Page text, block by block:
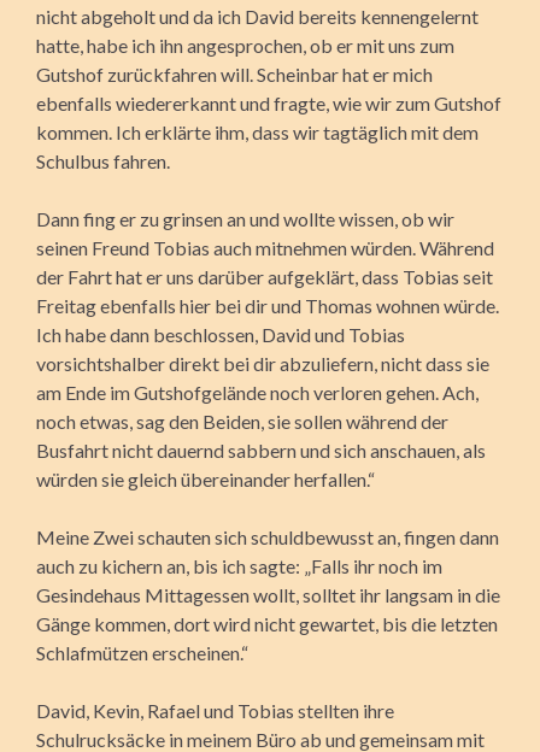
nicht abgeholt und da ich David bereits kennengelernt
hatte, habe ich ihn angesprochen, ob er mit uns zum
Gutshof zurückfahren will. Scheinbar hat er mich
ebenfalls wiedererkannt und fragte, wie wir zum Gutshof
kommen. Ich erklärte ihm, dass wir tagtäglich mit dem
Schulbus fahren.
Dann fing er zu grinsen an und wollte wissen, ob wir
seinen Freund Tobias auch mitnehmen würden. Während
der Fahrt hat er uns darüber aufgeklärt, dass Tobias seit
Freitag ebenfalls hier bei dir und Thomas wohnen würde.
Ich habe dann beschlossen, David und Tobias
vorsichtshalber direkt bei dir abzuliefern, nicht dass sie
am Ende im Gutshofgelände noch verloren gehen. Ach,
noch etwas, sag den Beiden, sie sollen während der
Busfahrt nicht dauernd sabbern und sich anschauen, als
würden sie gleich übereinander herfallen.“
Meine Zwei schauten sich schuldbewusst an, fingen dann
auch zu kichern an, bis ich sagte: „Falls ihr noch im
Gesindehaus Mittagessen wollt, solltet ihr langsam in die
Gänge kommen, dort wird nicht gewartet, bis die letzten
Schlafmützen erscheinen.“
David, Kevin, Rafael und Tobias stellten ihre
Schulrucksäcke in meinem Büro ab und gemeinsam mit